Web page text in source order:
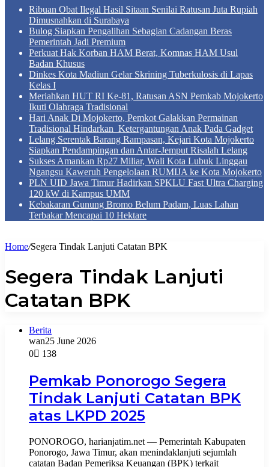
Ribuan Obat Ilegal Hasil Sitaan Senilai Ratusan Juta Rupiah
Dimusnahkan di Surabaya
Bulog Siapkan Pengalihan Sebagian Cadangan Beras
Pemerintah Jadi Premium
Perkuat Hak Korban HAM Berat, Komnas HAM Usul
Badan Khusus
Dinkes Kota Madiun Gelar Skrining Tuberkulosis di Lapas
Kelas I
Meriahkan HUT RI Ke-81, Ratusan ASN Pemkab Mojokerto
Ikuti Olahraga Tradisional
Hari Anak Di Mojokerto, Pemkot Galakkan Permainan
Tradisional Hindarkan Ketergantungan Anak Pada Gadget
Lelang Serentak Barang Rampasan, Kejari Kota Mojokerto
Siapkan Pendampingan dan Antar-Jemput Risalah Lelang
Sukses Amankan Rp27 Miliar, Wali Kota Lubuk Linggau
Ngangsu Kaweruh Pengelolaan RUMIJA ke Kota Mojokerto
PLN UID Jawa Timur Hadirkan SPKLU Fast Ultra Charging
120 kW di Kampus UMM
Kebakaran Gunung Bromo Belum Padam, Luas Lahan
Terbakar Mencapai 10 Hektare
Home/Segera Tindak Lanjuti Catatan BPK
Segera Tindak Lanjuti
Catatan BPK
Berita
wan25 June 2026
0
138
Pemkab Ponorogo Segera
Tindak Lanjuti Catatan BPK
atas LKPD 2025
PONOROGO, harianjatim.net — Pemerintah Kabupaten
Ponorogo, Jawa Timur, akan menindaklanjuti sejumlah
catatan Badan Pemeriksa Keuangan (BPK) terkait